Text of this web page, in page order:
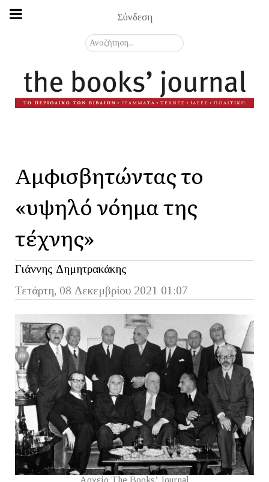
Σύνδεση
Αναζήτηση...
Αμφισβητώντας το
«υψηλό νόημα της
τέχνης»
Γιάννης Δημητρακάκης
Τετάρτη, 08 Δεκεμβρίου 2021 01:07
Αρχείο The Books’ Journal